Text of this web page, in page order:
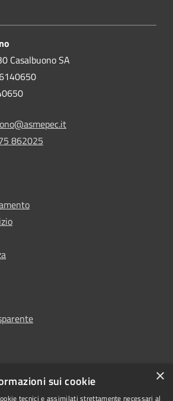
Casalbuono SA
862025
×
sui cookie
tecnici e assimilati strettamente necessari al